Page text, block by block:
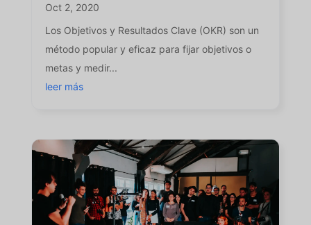
Oct 2, 2020
Los Objetivos y Resultados Clave (OKR) son un
método popular y eficaz para fijar objetivos o
metas y medir...
leer más